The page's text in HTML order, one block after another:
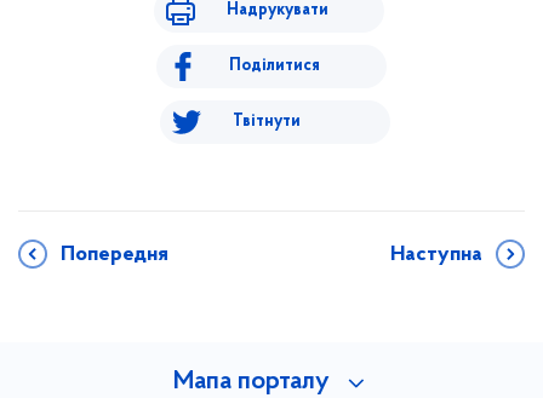
Надрукувати
Поділитися
Твітнути
Попередня Наступна
Мапа порталу